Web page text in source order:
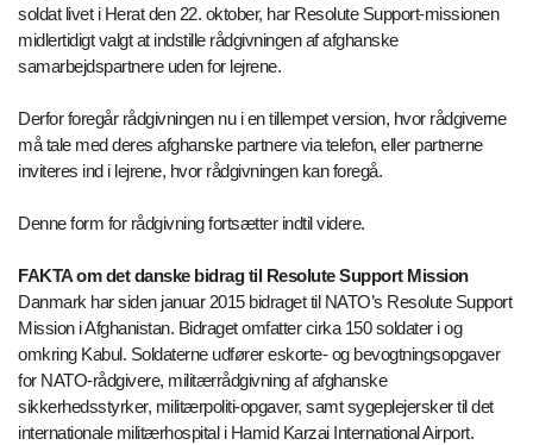
soldat livet i Herat den 22. oktober, har Resolute Support-missionen
midlertidigt valgt at indstille rådgivningen af afghanske
samarbejdspartnere uden for lejrene.
Derfor foregår rådgivningen nu i en tillempet version, hvor rådgiverne
må tale med deres afghanske partnere via telefon, eller partnerne
inviteres ind i lejrene, hvor rådgivningen kan foregå.
Denne form for rådgivning fortsætter indtil videre.
FAKTA om det danske bidrag til Resolute Support Mission
Danmark har siden januar 2015 bidraget til NATO’s Resolute Support
Mission i Afghanistan. Bidraget omfatter cirka 150 soldater i og
omkring Kabul. Soldaterne udfører eskorte- og bevogtningsopgaver
for NATO-rådgivere, militærrådgivning af afghanske
sikkerhedsstyrker, militærpoliti-opgaver, samt sygeplejersker til det
internationale militærhospital i Hamid Karzai International Airport.